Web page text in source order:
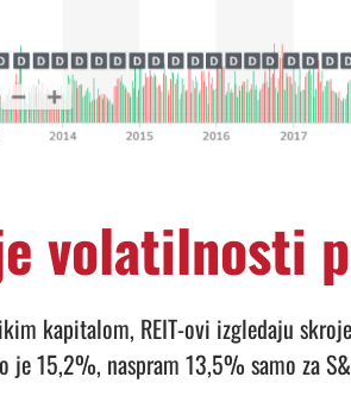
volatilnosti
kapitalom, REIT-ovi izgledaju
15,2%, naspram 13,5% samo za